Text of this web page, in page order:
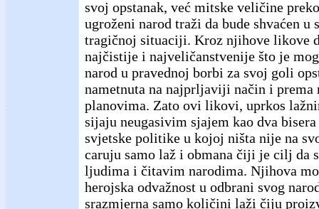
svoj opstanak, već mitske veličine
ugroženi narod traži da bude shvaćen u
tragičnoj situaciji. Kroz njihove likove
najčistije i najveličanstvenije što je
narod u pravednoj borbi za svoj goli
nametnuta na najprljaviji način i
planovima. Zato ovi likovi, uprkos
sijaju neugasivim sjajem kao dva
svjetske politike u kojoj ništa nije na
caruju samo laž i obmana čiji je cilj da
ljudima i čitavim narodima. Njihova
herojska odvažnost u odbrani svog
srazmjerna samo količini laži čiju